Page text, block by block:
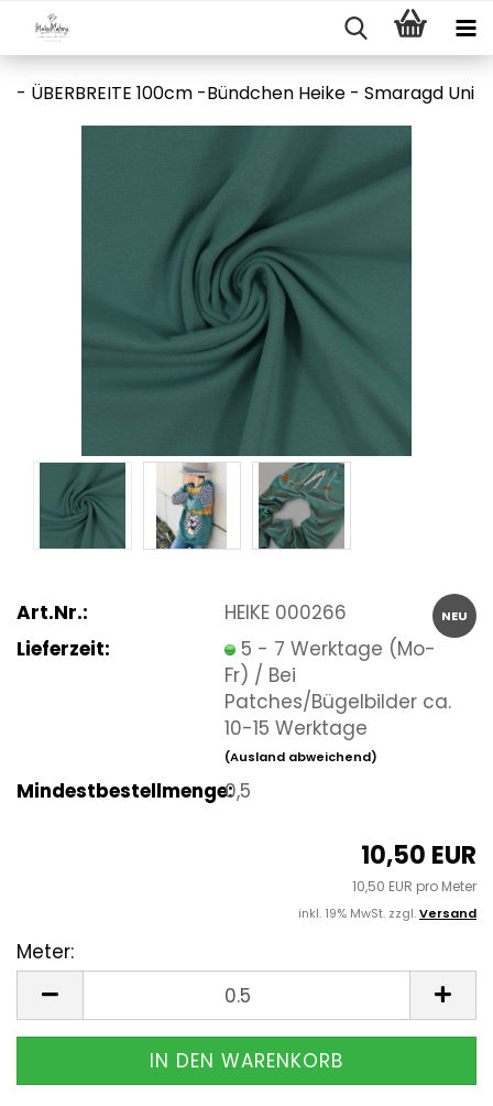
- ÜBERBREITE 100cm -Bündchen Heike - Smaragd Uni
NEU
Art.Nr.:
HEIKE 000266
Lieferzeit:
5 - 7 Werktage (Mo-
Fr) / Bei
Patches/Bügelbilder ca.
10-15 Werktage
(Ausland abweichend)
Mindestbestellmenge:0,5
10,50 EUR
10,50 EUR pro Meter
inkl. 19% MwSt. zzgl.Versand
Meter: